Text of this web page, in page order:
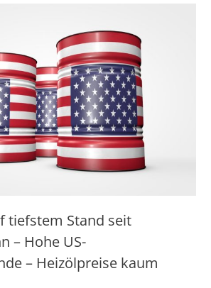
tiefstem Stand seit
– Hohe US-
– Heizölpreise kaum